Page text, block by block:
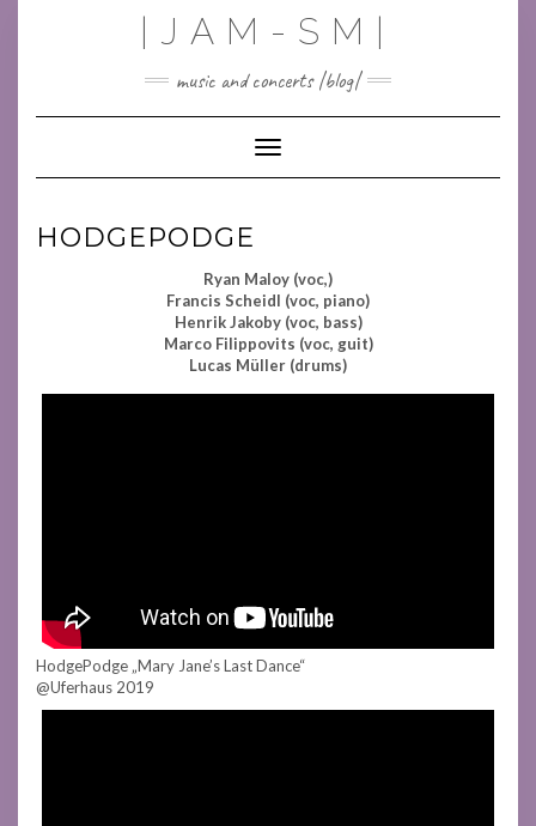
|JAM-SM|
music and concerts |blog|
Toggle Navigation
HODGEPODGE
Ryan Maloy (voc,)
Francis Scheidl (voc, piano)
Henrik Jakoby (voc, bass)
Marco Filippovits (voc, guit)
Lucas Müller (drums)
HodgePodge „Mary Jane’s Last Dance“
@Uferhaus 2019